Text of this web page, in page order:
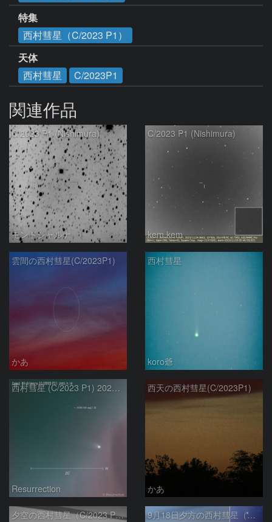
特集
西村彗星（C/2023 P1）
天体
西村彗星
C/2023P1
関連作品
C/2023 P1 (Nishimura)
モンドシャルナ
C/2023 P1 (Nishimura)
kem.kem
雲間の西村彗星(C/2023P1)
かあ
西村彗星
koro爺
西村彗星 (C/2023 P1) 2023.9.18
Resurrection
西天の西村彗星(C/2023P1)
かあ
夕空の西村彗星（C/2023 P1） 9月18日夕方の西村彗星（C/2023 P1）